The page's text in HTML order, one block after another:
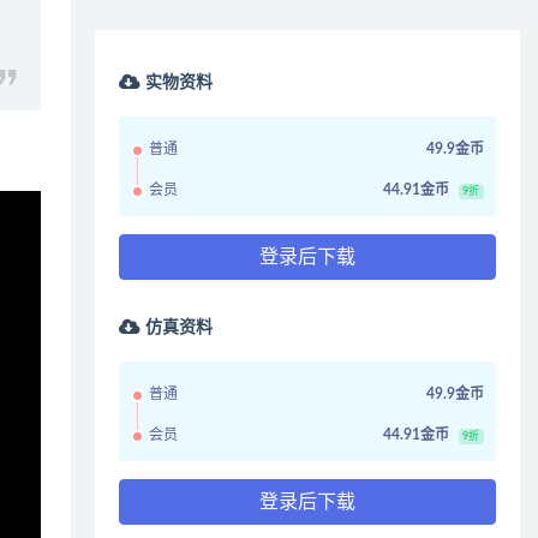
实物资料
普通 49.9金币
会员 44.91金币 9折
登录后下载
仿真资料
普通 49.9金币
会员 44.91金币 9折
登录后下载